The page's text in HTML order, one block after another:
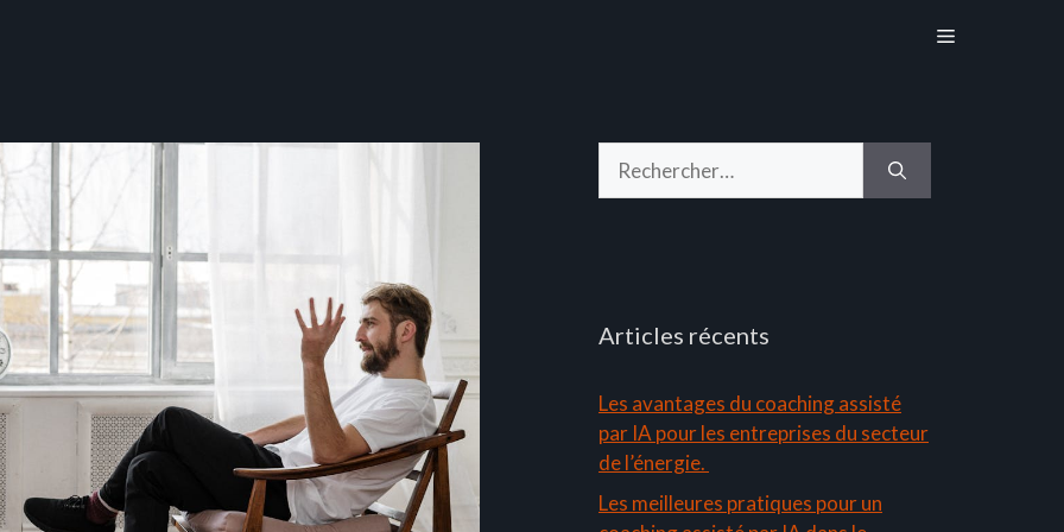
Menu
Articles récents
Les avantages du coaching assisté
par IA pour les entreprises du secteur
de l’énergie.
Les meilleures pratiques pour un